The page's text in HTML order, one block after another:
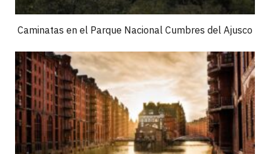
Caminatas en el Parque Nacional Cumbres del Ajusco